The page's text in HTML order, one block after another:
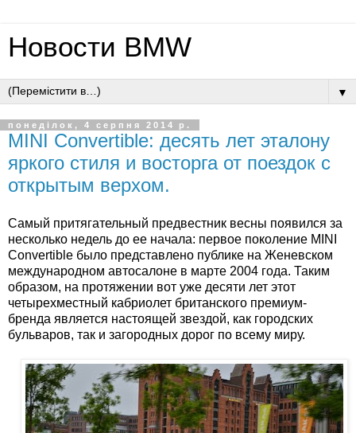
Новости BMW
▼
понеділок, 4 серпня 2014 р.
MINI Convertible: десять лет эталону
яркого стиля и восторга от поездок с
открытым верхом.
Самый притягательный предвестник весны появился за
несколько недель до ее начала: первое поколение MINI
Convertible было представлено публике на Женевском
международном автосалоне в марте 2004 года. Таким
образом, на протяжении вот уже десяти лет этот
четырехместный кабриолет британского премиум-
бренда является настоящей звездой, как городских
бульваров, так и загородных дорог по всему миру.